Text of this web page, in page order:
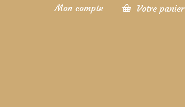
Mon compte Votre panier